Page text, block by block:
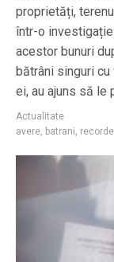
proprietăți,
într-o
acestor bunuri
bătrâni singuri
ei, au ajuns să le
Actualitate
avere, batrani,